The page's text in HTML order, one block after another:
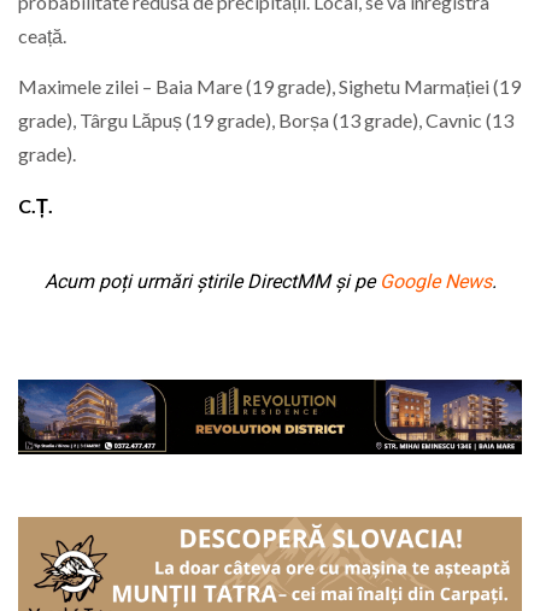
ceață.
Maximele zilei – Baia Mare (19 grade), Sighetu Marmației (19
grade), Târgu Lăpuș (19 grade), Borșa (13 grade), Cavnic (13
grade).
C.Ț.
Acum poți urmări știrile DirectMM și pe Google News.